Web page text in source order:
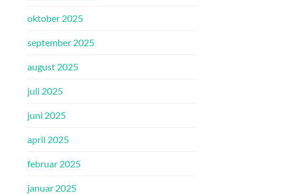
oktober 2025
september 2025
august 2025
juli 2025
juni 2025
april 2025
februar 2025
januar 2025